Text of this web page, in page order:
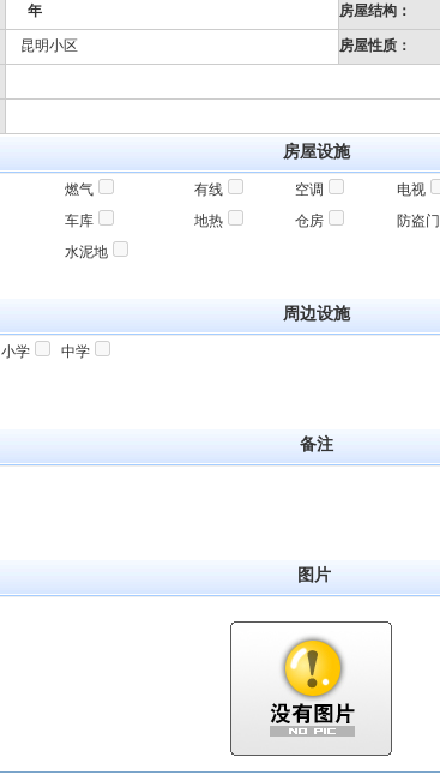
年 房屋结构：
昆明小区 房屋性质：
房屋设施
燃气 有线 空调 电视
车库 地热 仓房 防盗门
水泥地
周边设施
小学
中学
备注
图片